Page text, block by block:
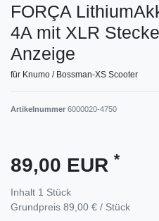
FORÇA
4A mit XLR
Anzeige
für Knumo / Bossman-XS Scooter
Artikelnummer 6000020-4750
89,00 EUR *
Inhalt 1 Stück
Grundpreis 89,00 € / Stück